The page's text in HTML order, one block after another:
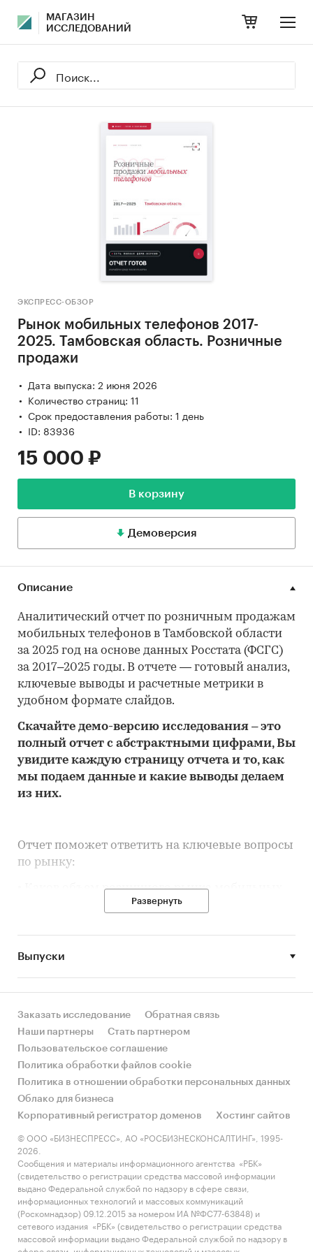
МАГАЗИН
ИССЛЕДОВАНИЙ
ЭКСПРЕСС-ОБЗОР
Рынок мобильных телефонов 2017-
2025. Тамбовская область. Розничные
продажи
Дата выпуска: 2 июня 2026
Количество страниц: 11
Срок предоставления работы: 1 день
ID: 83936
15 000 ₽
В корзину
Демоверсия
Описание
Аналитический отчет по розничным продажам
мобильных телефонов в Тамбовской области
за 2025 год на основе данных Росстата (ФСГС)
за 2017–2025 годы. В отчете — готовый анализ,
ключевые выводы и расчетные метрики в
удобном формате слайдов.
Скачайте демо-версию исследования – это
полный отчет с абстрактными цифрами, Вы
увидите каждую страницу отчета и то,как
мы подаем данные и какие выводы делаем
из них.
Отчет поможет ответить на ключевые вопросы
по рынку:
• Каков объем розничного рынка мобильных
телефонов в Тамбовской области, много это
России?
• Рынок растет или снижается? Если растет, то
за счет реального спроса или за счет
динамикой других регионов?
• Какое место регион занимает в России и в
своем федеральном округе по объему продаж
и по продажам на душу населения?
• К какому сегменту можно отнести рынок по
размеру и темпом роста (малый/крупный, с
опережающей динамикой/с отстающей
динамикой) в стратегической перспективе и в
текущей ситуации? Меняются ли позиции
региона с течением времени?
• Насколько рынок насыщен и какой у региона
потенциал роста, если сравнить его с
регионами со схожими доходами, со схожей
Развернуть
Выпуски
Заказать исследование
Обратная связь
Наши партнеры
Стать партнером
Пользовательское соглашение
Политика обработки файлов cookie
Политика в отношении обработки персональных данных
Облако для бизнеса
Корпоративный регистратор доменов
Хостинг сайтов
© ООО «БИЗНЕСПРЕСС», АО «РОСБИЗНЕСКОНСАЛТИНГ», 1995-
2026.
Сообщения и материалы информационного агентства «РБК»
(свидетельство о регистрации средства массовой информации
выдано Федеральной службой по надзору в сфере связи,
информационных технологий и массовых коммуникаций
(Роскомнадзор) 09.12.2015 за номером ИА №ФС77-63848) и
сетевого издания «РБК» (свидетельство о регистрации средства
массовой информации выдано Федеральной службой по надзору в